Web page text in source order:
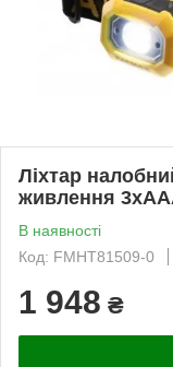
Ліхтар
живлення
В наявності
Код: FMHT81509-0
1 948 ₴